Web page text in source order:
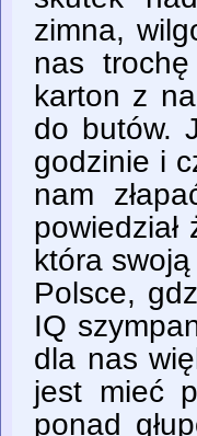
zimna,
nas
karton z
do butów.
godzinie i
nam
która
Polsce,
IQ
dla nas
jest mieć
ponad